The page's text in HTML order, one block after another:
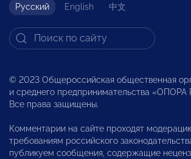
Русский English 中文
© 2023 Общероссийская общественная
и среднего предпринимательства
Все права защищены.
Комментарии на сайте проходят
требованиям российского
публикуем сообщения, содержащие